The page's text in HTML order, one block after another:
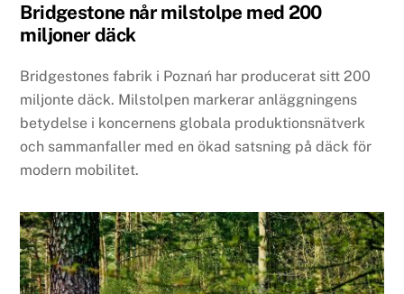
Bridgestone når milstolpe med 200
miljoner däck
Bridgestones fabrik i Poznań har producerat sitt 200
miljonte däck. Milstolpen markerar anläggningens
betydelse i koncernens globala produktionsnätverk
och sammanfaller med en ökad satsning på däck för
modern mobilitet.